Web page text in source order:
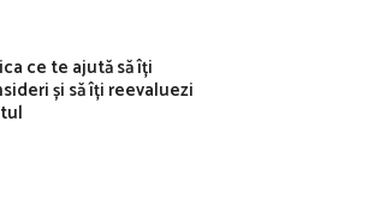
ce te ajută să îți
și să îți reevaluezi